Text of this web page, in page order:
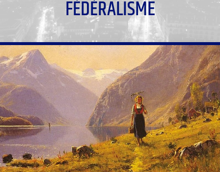
FÉDÉRALISME